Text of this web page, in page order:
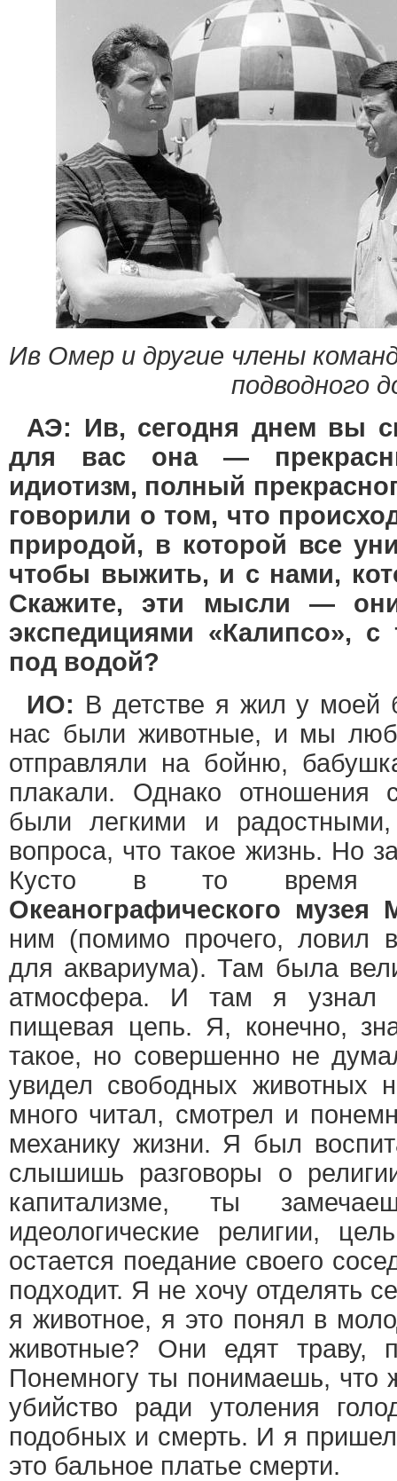
Ив Омер и другие члены
подводного
АЭ: Ив, сегодня днем вы
для вас она —
идиотизм, полный
говорили о том, что
природой, в которой все
чтобы выжить, и с нами,
Скажите, эти мысли —
экспедициями «Калипсо»,
под водой?
ИО: В детстве я жил у моей
нас были животные, и мы
отправляли на бойню,
плакали. Однако
были легкими и
вопроса, что такое жизнь. Но
Кусто в то время
Океанографического музея
ним (помимо прочего, ловил
для аквариума). Там была
атмосфера. И там я узнал
пищевая цепь. Я, конечно,
такое, но совершенно не
увидел свободных животных
много читал, смотрел и
механику жизни. Я был
слышишь разговоры о
капитализме, ты
идеологические религии,
остается поедание своего
подходит. Я не хочу отделять
я животное, я это понял в
животные? Они едят
Понемногу ты понимаешь, что
убийство ради утоления
подобных и смерть. И я
это бальное платье смерти.